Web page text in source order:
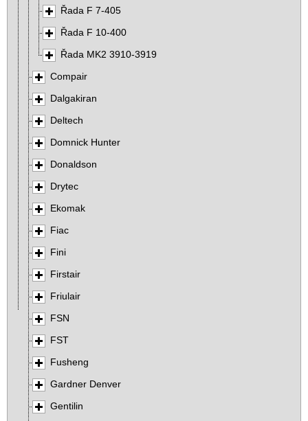
Řada F 7-405
Řada F 10-400
Řada MK2 3910-3919
Compair
Dalgakiran
Deltech
Domnick Hunter
Donaldson
Drytec
Ekomak
Fiac
Fini
Firstair
Friulair
FSN
FST
Fusheng
Gardner Denver
Gentilin